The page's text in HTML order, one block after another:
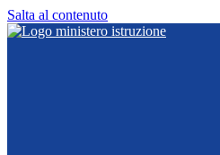
Salta al contenuto